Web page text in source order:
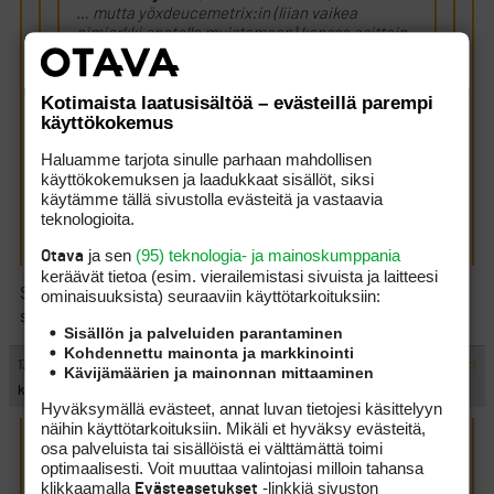
… mutta yöxdeucemetrix:in (liian vaikea
nimierkki opetella muistamaan) kanssa osittain
samoilla linjoilla. …
Meillähän on parin viikon päästä lauantaina eli 27.8 ne
tärät Everstillä. Pitäisköhän koittaa houkutella toi veli
Meille sopii mainiosti. Sen kerran kun viikon samalle ’leirille’
viikoksi kerran satuttiin, mielyttävä ysxdösxpentti kernaasti
Siinä on riski, että paljastaa teille golfin tarkimmin varjellun
salaisuuden. 12 tynnyrinalaa….
13.8.2011 05:57:00 #437981 VASTAA ILMOITA ASIATON VIESTI
kebax
Henkka kirjoitti:(12.8.2011 20:23:17)
…. mielyttävä ysxdösxpentti kernaasti sopii jatkossakin
samaan lähtöön.
Kotimaista laatusisältöä – evästeillä parempi
käyttökokemus
Haluamme tarjota sinulle parhaan mahdollisen
käyttökokemuksen ja laadukkaat sisällöt, siksi
käytämme tällä sivustolla evästeitä ja vastaavia
teknologioita.
Otava ja sen (95) teknologia- ja mainoskumppania
keräävät tietoa (esim. vierailemis­tasi sivuista ja laitteesi
ominaisuuk­sista) seuraaviin käyttötarkoituksiin:
Sisällön ja palveluiden parantaminen
Kohdennettu mainonta ja markkinointi
Kävijämäärien ja mainonnan mittaaminen
Hyväksymällä evästeet, annat luvan tietojesi käsittelyyn
näihin käyttötarkoituksiin. Mikäli et hyväksy evästeitä,
osa palveluista tai sisällöistä ei välttämättä toimi
optimaalisesti. Voit muuttaa valintojasi milloin tahansa
klikkaamalla Evästeasetukset -linkkiä sivuston